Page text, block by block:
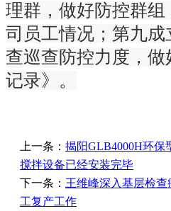
理群，做好防控群
司员工情况；第九
查巡查防控力度，
记录》。
上一条： 揭阳GLB4000H环保
搅拌设备已经安装完毕
下一条： 王维峰深入基层检查
工复产工作